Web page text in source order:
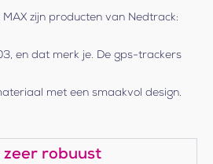
zijn producten van Nedtrack:
en dat merk je. De gps-trackers
met een smaakvol design.
zeer robuust